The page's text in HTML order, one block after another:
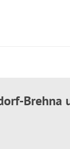
Brehna